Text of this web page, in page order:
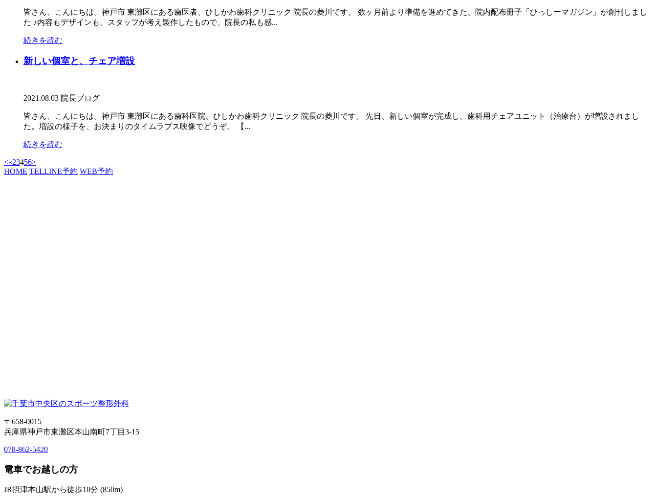
皆さん、こんにちは。神戸市 東灘区にある歯医者、ひしかわ歯科クリニック 院長の菱川です。 数ヶ月前より準備を進めてきた、院内配布冊子「ひっしーマガジン」が創刊しまし
た ♪内容もデザインも、スタッフが考え製作したもので、院長の私も感...
続きを読む
新しい個室と、チェア増設
2021.08.03 院長ブログ
皆さん、こんにちは。神戸市 東灘区にある歯科医院、ひしかわ歯科クリニック 院長の菱川です。 先日、新しい個室が完成し、歯科用チェアユニット（治療台）が増設されまし
た。増設の様子を、お決まりのタイムラプス映像でどうぞ。 【...
続きを読む
<«23456>
HOME TELLINE予約 WEB予約
〒658-0015
兵庫県神戸市東灘区本山南町7丁目3-15
078-862-5420
電車でお越しの方
JR摂津本山駅から徒歩10分 (850m)